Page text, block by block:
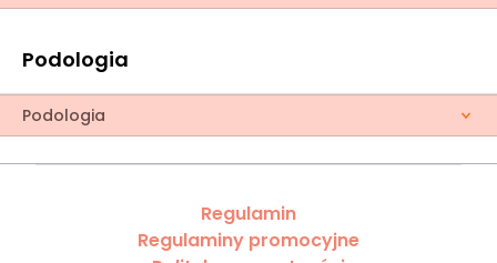
Podologia
Podologia
Regulamin
Regulaminy promocyjne